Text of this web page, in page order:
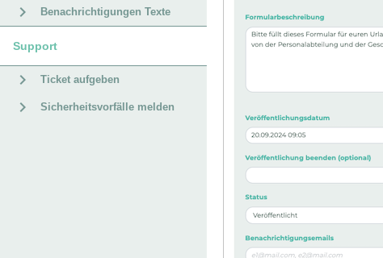
Benachrichtigungen Texte
Support
Ticket aufgeben
Sicherheitsvorfälle melden